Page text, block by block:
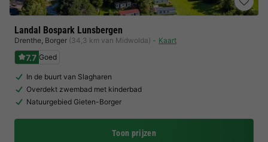
Landal Bospark Lunsbergen
Drenthe, Borger (34,3 km van Midwolda) Kaart
7.7 Goed
In de buurt van Slagharen
Overdekt zwembad met kinderbad
Natuurgebied Gieten-Borger
Toon prijzen